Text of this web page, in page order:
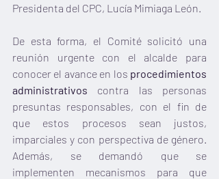
Presidenta del CPC, Lucía Mimiaga León.
De esta forma, el Comité solicitó una
reunión urgente con el alcalde para
conocer el avance en los procedimientos
administrativos contra las personas
presuntas responsables, con el fin de
que estos procesos sean justos,
imparciales y con perspectiva de género.
Además, se demandó que se
implementen mecanismos para que